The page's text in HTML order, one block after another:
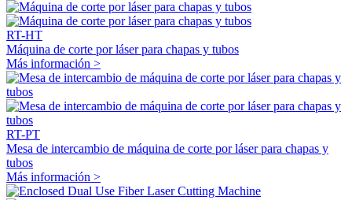
RT-HT
Máquina de corte por láser para chapas y tubos
Más información >
RT-PT
Mesa de intercambio de máquina de corte por láser para chapas y
tubos
Más información >